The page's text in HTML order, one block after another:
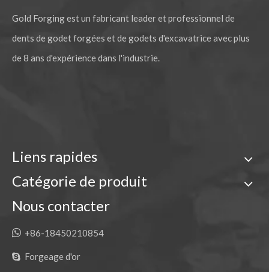
Gold Forging est un fabricant leader et professionnel de
dents de godet forgées et de godets d'excavatrice avec plus
de 8 ans d'expérience dans l'industrie.
Liens rapides
Catégorie de produit
Nous contacter
 +86-18450210854
 Forgeage d'or